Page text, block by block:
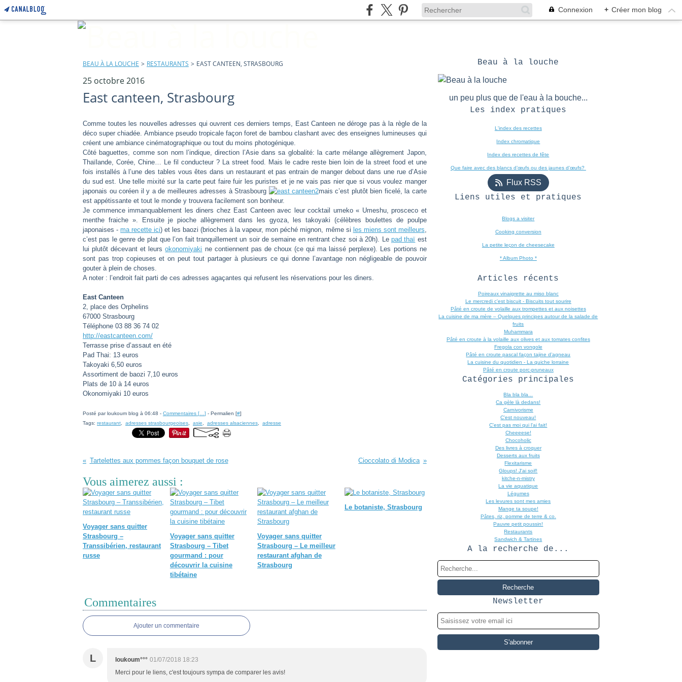
Connexion + Créer mon blog
BEAU À LA LOUCHE > RESTAURANTS > EAST CANTEEN, STRASBOURG
25 octobre 2016
East canteen, Strasbourg
Comme toutes les nouvelles adresses qui ouvrent ces derniers temps, East Canteen ne déroge pas à la règle de la
déco super chiadée. Ambiance pseudo tropicale façon foret de bambou clashant avec des enseignes lumineuses qui
créent une ambiance cinématographique ou tout du moins photogénique.
Côté baguettes, comme son nom l’indique, direction l’Asie dans sa globalité: la carte mélange allègrement Japon,
Thaïlande, Corée, Chine… Le fil conducteur ? La street food. Mais le cadre reste bien loin de la street food et une
fois installés à l’une des tables vous êtes dans un restaurant et pas entrain de manger debout dans une rue d’Asie
du sud est. Une telle mixité sur la carte peut faire fuir les puristes et je ne vais pas nier que si vous voulez manger
japonais ou coréen il y a de meilleures adresses à Strasbourg
mais c’est plutôt bien ficelé, la carte
est appétissante et tout le monde y trouvera facilement son bonheur.
Je commence immanquablement les diners chez East Canteen avec leur cocktail umeko « Umeshu, prosceco et
menthe fraiche ». Ensuite je pioche allègrement dans les gyoza, les takoyaki (célèbres boulettes de poulpe
japonaises -ma recette ici) et les baozi (brioches à la vapeur, mon péché mignon, même si les miens sont meilleurs,
c’est pas le genre de plat que l’on fait tranquillement un soir de semaine en rentrant chez soi à 20h). Lepad thaï est
lui plutôt décevant et leursokonomiyaki ne contiennent pas de choux (ce qui ma laissé perplexe). Les portions ne
sont pas trop copieuses et on peut tout partager à plusieurs ce qui donne l’avantage non négligeable de pouvoir
gouter à plein de choses.
A noter : l’endroit fait parti de ces adresses agaçantes qui refusent les réservations pour les diners.
East Canteen
2, place des Orphelins
67000 Strasbourg
Téléphone 03 88 36 74 02
http://eastcanteen.com/
Terrasse prise d’assaut en été
Pad Thai: 13 euros
Takoyaki 6,50 euros
Assortiment de baozi 7,10 euros
Plats de 10 à 14 euros
Okonomiyaki 10 euros
Posté par loukoum blog à 06:48 - Commentaires [ ] - Permalien [#]
Tags: restaurant adresses strasbourgeoises asie adresses alsaciennes adresse
Tartelettes aux pommes façon bouquet de rose Cioccolato di Modica
Vous aimerez aussi :
Voyager sans quitter
Strasbourg –
Transsibérien, restaurant
russe
Voyager sans quitter
Strasbourg – Tibet
gourmand : pour
découvrir la cuisine
tibétaine
Voyager sans quitter
Strasbourg – Le meilleur
restaurant afghan de
Strasbourg
Le botaniste, Strasbourg
Commentaires
Ajouter un commentaire
L loukoum°°° 01/07/2018 18:23
Merci pour le liens, c'est toujours sympa de comparer les avis!
Beau à la louche
un peu plus que de l'eau à la bouche...
Les index pratiques
L'index des recettes
Index chromatique
Index des recettes de fête
Que faire avec des blancs d’œufs ou des jaunes d’œufs?
Flux RSS
Liens utiles et pratiques
Blogs a visiter
Cooking conversion
La petite leçon de cheesecake
* Album Photo *
Articles récents
Poireaux vinaigrette au miso blanc
Le mercredi c'est biscuit - Biscuits tout sourire
Pâté en croute de volaille aux trompettes et aux noisettes
La cuisine de ma mère – Quelques principes autour de la salade de
fruits
Muhammara
Pâté en croute à la volaille aux olives et aux tomates confites
Fregola con vongole
Pâté en croute pascal façon tajine d’agneau
La cuisine du quotidien - La quiche lorraine
Pâté en croute porc-pruneaux
Catégories principales
Bla bla bla...
Ca gèle là dedans!
Carnivorisme
C'est nouveau!
C'est pas moi qui l'ai fait!
Cheeeese!
Chocoholic
Des livres à croquer
Desserts aux fruits
Flexitarisme
Gloups! J'ai soif!
kitche-n-mistry
La vie aquatique
Légumes
Les levures sont mes amies
Mange ta soupe!
Pâtes, riz, pomme de terre & co.
Pauvre petit poussin!
Restaurants
Sandwich & Tartines
A la recherche de...
Newsletter